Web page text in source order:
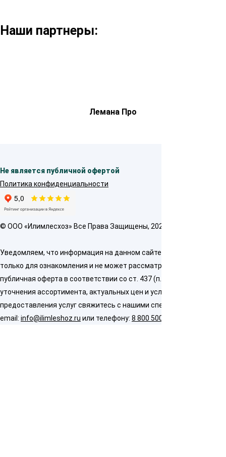
Наши партнеры:
Лемана Про
Не является публичной офертой
Политика конфиденциальности
© OOO «Илимлесхоз» Все Права Защищены, 2026
Уведомляем, что информация на данном сайте предназначена
только для ознакомления и не может рассматриваться как
публичная оферта в соответствии со ст. 437 (п. 2) ГК РФ. Для
уточнения ассортимента, актуальных цен и условий
предоставления услуг свяжитесь с нашими специалистами по
email: info@ilimleshoz.ru или телефону: 8 800 500 5437